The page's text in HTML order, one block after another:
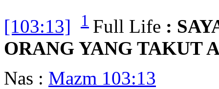
[103:13]
1 Full Life :
ORANG YANG TAKUT
Nas : Mazm 103:13